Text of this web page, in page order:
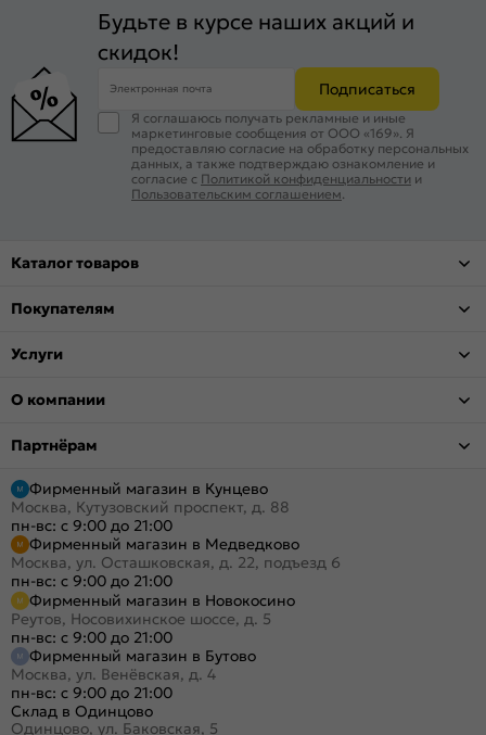
Будьте в курсе наших акций и
скидок!
Электронная почта Подписаться
Я соглашаюсь получать рекламные и иные
маркетинговые сообщения от ООО «169». Я
предоставляю согласие на обработку персональных
данных, а также подтверждаю ознакомление и
согласие с Политикой конфиденциальности и
Пользовательским соглашением
Каталог товаров
Покупателям
Услуги
О компании
Партнёрам
Фирменный магазин в Кунцево
Москва, Кутузовский проспект, д. 88
пн-вс: с 9:00 до 21:00
Фирменный магазин в Медведково
Москва, ул. Осташковская, д. 22, подъезд 6
пн-вс: с 9:00 до 21:00
Фирменный магазин в Новокосино
Реутов, Носовихинское шоссе, д. 5
пн-вс: с 9:00 до 21:00
Фирменный магазин в Бутово
Москва, ул. Венёвская, д. 4
пн-вс: с 9:00 до 21:00
Склад в Одинцово
Одинцово, ул. Баковская, 5